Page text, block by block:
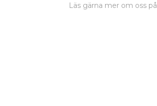
Läs gärna mer om oss på